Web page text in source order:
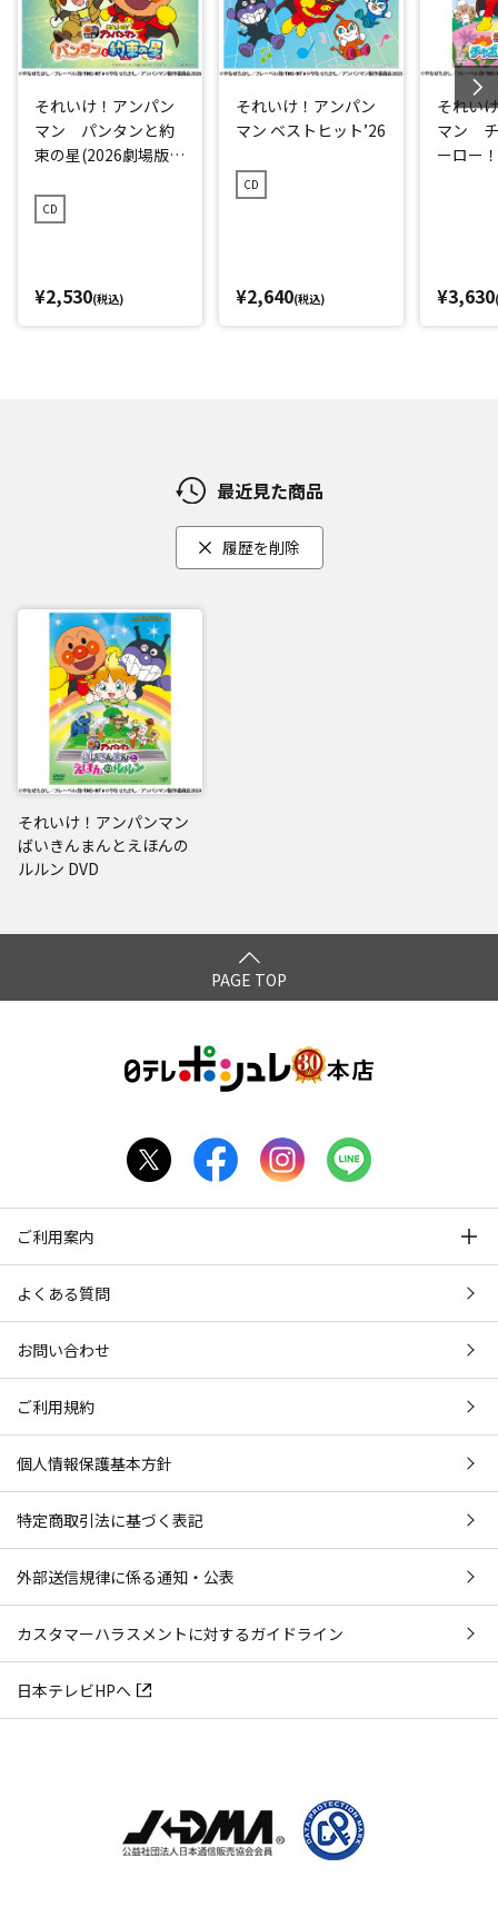
それいけ！アンパン
マン パンタンと約
束の星(2026劇場版ベ
CD
¥2,530(税込)
それいけ！アンパン
マン ベストヒット’26
CD
¥2,640(税込)
それい
マン チ
ーロー
¥3,630
最近見た商品
履歴を削除
それいけ！アンパンマン
ばいきんまんとえほんの
ルルン DVD
PAGE TOP
ご利用案内
よくある質問
お問い合わせ
ご利用規約
個人情報保護基本方針
特定商取引法に基づく表記
外部送信規律に係る通知・公表
カスタマーハラスメントに対するガイドライン
日本テレビHPへ